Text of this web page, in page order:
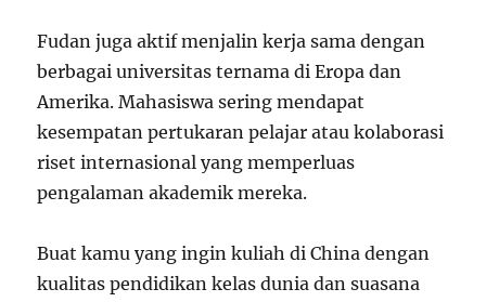
Fudan juga aktif menjalin kerja sama dengan
berbagai universitas ternama di Eropa dan
Amerika. Mahasiswa sering mendapat
kesempatan pertukaran pelajar atau kolaborasi
riset internasional yang memperluas
pengalaman akademik mereka.
Buat kamu yang ingin kuliah di China dengan
kualitas pendidikan kelas dunia dan suasana